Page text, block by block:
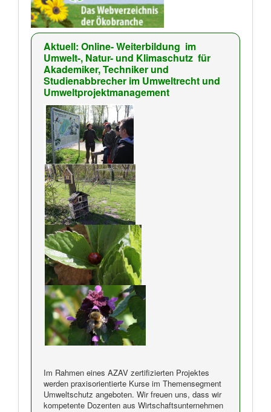
Aktuell: Online- Weiterbildung im
Umwelt-, Natur- und Klimaschutz für
Akademiker, Techniker und
Studienabbrecher im Umweltrecht und
Umweltprojektmanagement
Im Rahmen eines AZAV zertifizierten Projektes
werden praxisorientierte Kurse im Themensegment
Umweltschutz angeboten. Wir freuen uns, dass wir
kompetente Dozenten aus Wirtschaftsunternehmen